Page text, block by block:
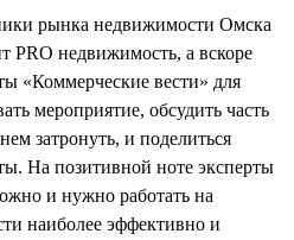
рынка недвижимости Омска
PRO недвижимость, а вскоре
«Коммерческие вести» для
мероприятие, обсудить часть
затронуть, и поделиться
На позитивной ноте эксперты
и нужно работать на
наиболее эффективно и